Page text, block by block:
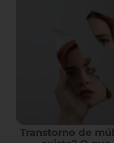
Transtorno de